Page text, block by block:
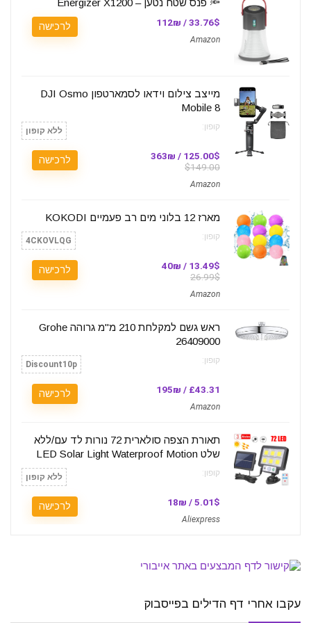
🔦 פנס שטח נטען – Energizer X1200
33.76$ / 112₪
Amazon
לרכישה
מייצב צילום וידאו לסמארטפון DJI Osmo
Mobile 8
קופון: ללא קופון
125.00$ / 363₪
$149.00
Amazon
לרכישה
מארז 12 בלוני מים רב פעמיים KOKODI
קופון: 4CKOVLQG
13.49$ / 40₪
26.99$
Amazon
לרכישה
ראש גשם למקלחת 210 מ"מ גרוהה Grohe
26409000
קופון: Discount10p
£43.31 / 195₪
Amazon
לרכישה
תאורת הצפה סולארית 72 נורות לד עם/ללא
שלט LED Solar Light Waterproof Motion
קופון: ללא קופון
5.01$ / 18₪
Aliexpress
לרכישה
עקבו אחרי דף הדילים בפייסבוק